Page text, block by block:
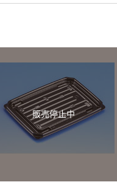
販売停止中